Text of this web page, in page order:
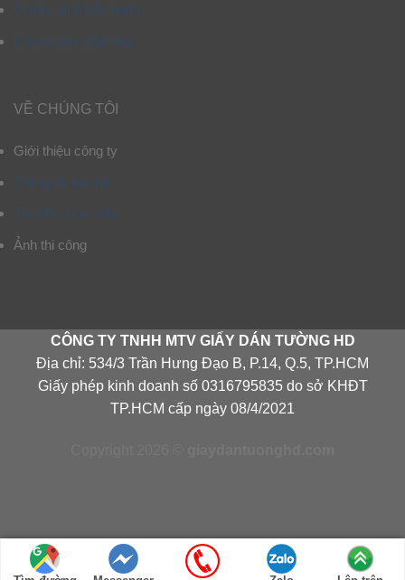
Chính sách bảo hành
Chính sách bảo mật
VỀ CHÚNG TÔI
Giới thiệu công ty
Thông tin liên hệ
Tư vấn chọn mẫu
Ảnh thi công
CÔNG TY TNHH MTV GIẤY DÁN TƯỜNG HD
Địa chỉ: 534/3 Trần Hưng Đạo B, P.14, Q.5, TP.HCM
Giấy phép kinh doanh số 0316795835 do sở KHĐT
TP.HCM cấp ngày 08/4/2021